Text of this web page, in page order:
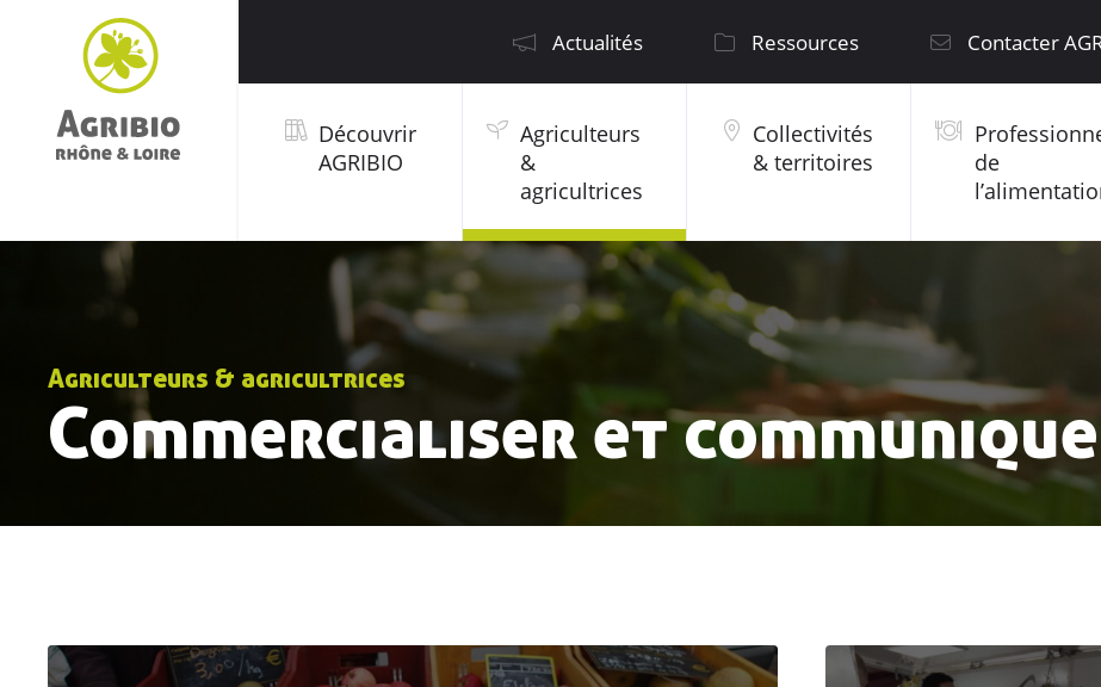
Actualités Ressources Contacter
Découvrir
AGRIBIO
Agriculteurs
&
agricultrices
Collectivités
& territoires
de
Agriculteurs & agricultrices
Commercialiser et